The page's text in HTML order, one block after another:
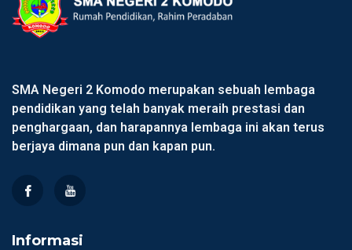
SMA Negeri 2 Komodo merupakan sebuah lembaga
pendidikan yang telah banyak meraih prestasi dan
penghargaan, dan harapannya lembaga ini akan terus
berjaya dimana pun dan kapan pun.
Informasi